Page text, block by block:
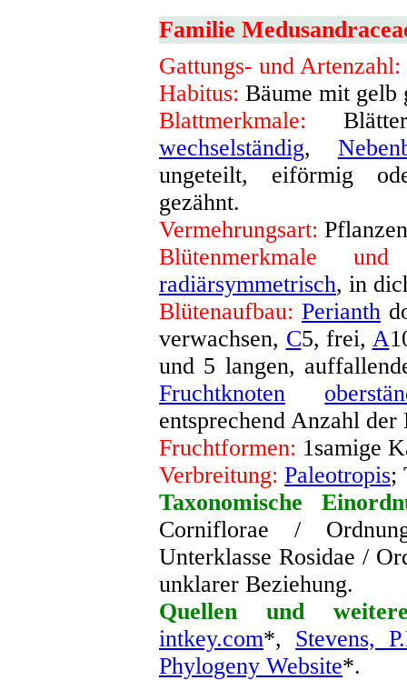
Familie
Gattungs- und Artenzahl:
Habitus: Bäume mit gelb
Blattmerkmale:
wechselständig,
ungeteilt, eiförmig
gezähnt.
Vermehrungsart:
Blütenmerkmale und
radiärsymmetrisch, in
Blütenaufbau: Perianth
verwachsen, C5, frei, A
und 5 langen,
Fruchtknoten
entsprechend Anzahl der
Fruchtformen: 1samige
Verbreitung: Paleotropis;
Taxonomische
Corniflorae /
Unterklasse Rosidae /
unklarer Beziehung.
Quellen und
intkey.com*, Stevens,
Phylogeny Website*.